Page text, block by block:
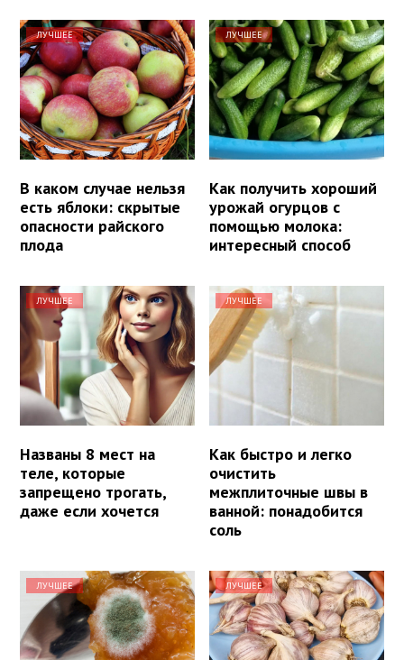
ЛУЧШЕЕ
В каком случае нельзя
есть яблоки: скрытые
опасности райского
плода
ЛУЧШЕЕ
Как получить хороший
урожай огурцов с
помощью молока:
интересный способ
ЛУЧШЕЕ
Названы 8 мест на
теле, которые
запрещено трогать,
даже если хочется
ЛУЧШЕЕ
Как быстро и легко
очистить
межплиточные швы в
ванной: понадобится
соль
ЛУЧШЕЕ ЛУЧШЕЕ